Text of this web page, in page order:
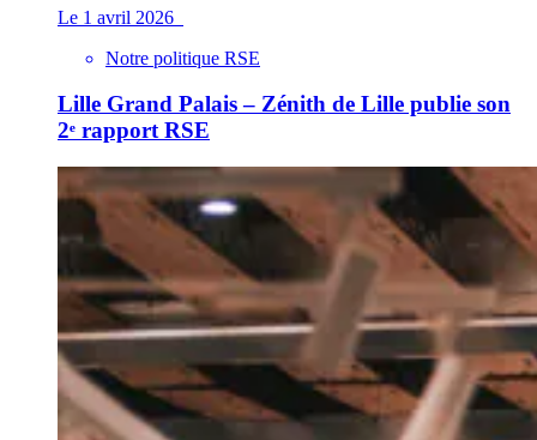
Le 1 avril 2026
Notre politique RSE
Lille Grand Palais – Zénith de Lille publie son
2ᵉ rapport RSE